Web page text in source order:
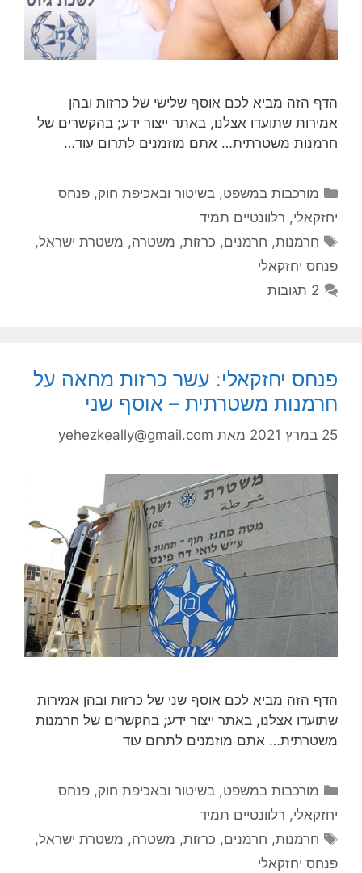
הדף הזה מביא לכם אוסף שלישי של כרזות ובהן
אמירות שתועדו אצלנו, באתר ייצור ידע; בהקשרים של
חרמנות משטרתית… אתם מוזמנים לתרום עוד…
קטגוריות
מורכבות במשפט, בשיטור ובאכיפת חוק,פנחס
יחזקאלי, רלוונטיים תמיד
תגיות
חרמנות, חרמנים, כרזות, משטרה, משטרת ישראל,
פנחס יחזקאלי
2 תגובות
פנחס יחזקאלי: עשר כרזות מחאה על
חרמנות משטרתית – אוסף שני
25 במרץ 2021 מאת yehezkeally@gmail.com
הדף הזה מביא לכם אוסף שני של כרזות ובהן אמירות
שתועדו אצלנו, באתר ייצור ידע; בהקשרים של חרמנות
משטרתית… אתם מוזמנים לתרום עוד
קטגוריות
מורכבות במשפט, בשיטור ובאכיפת חוק,פנחס
יחזקאלי, רלוונטיים תמיד
תגיות
חרמנות, חרמנים, כרזות, משטרה, משטרת ישראל,
פנחס יחזקאלי